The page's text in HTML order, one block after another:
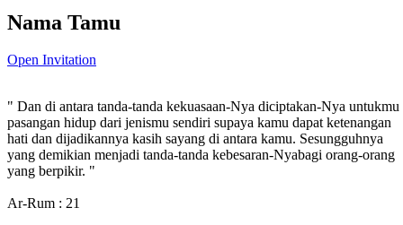
Nama Tamu
Open Invitation
" Dan di antara tanda-tanda kekuasaan-Nya diciptakan-Nya untukmu
pasangan hidup dari jenismu sendiri supaya kamu dapat ketenangan
hati dan dijadikannya kasih sayang di antara kamu. Sesungguhnya
yang demikian menjadi tanda-tanda kebesaran-Nyabagi orang-orang
yang berpikir. "
Ar-Rum : 21